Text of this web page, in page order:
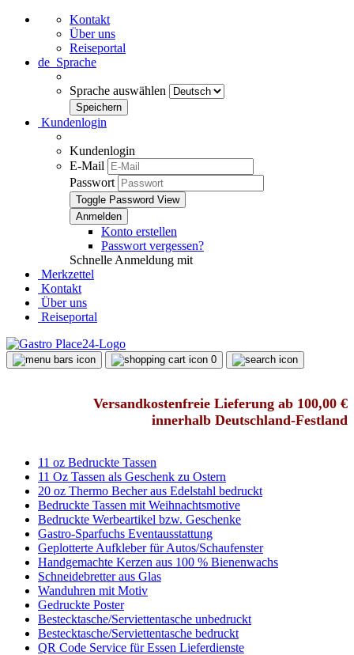
Kontakt
Über uns
Reiseportal
de Sprache
Sprache auswählen
Kundenlogin
Kundenlogin
E-Mail
Passwort
Toggle Password View
Konto erstellen
Passwort vergessen?
Schnelle Anmeldung mit
Merkzettel
Kontakt
Über uns
Reiseportal
0
Versandkostenfreie Lieferung ab 100,00 €
innerhalb Deutschland-Festland
11 oz Bedruckte Tassen
11 Oz Tassen als Geschenk zu Ostern
20 oz Thermo Becher aus Edelstahl bedruckt
Bedruckte Tassen mit Weihnachtsmotive
Bedruckte Werbeartikel bzw. Geschenke
Gastro-Sparfuchs Eventausstattung
Geplotterte Aufkleber für Autos/Schaufenster
Handgemachte Kerzen aus 100 % Bienenwachs
Schneidebretter aus Glas
Wanduhren mit Motiv
Gedruckte Poster
Bestecktasche/Serviettentasche unbedruckt
Bestecktasche/Serviettentasche bedruckt
QR Code Service für Essen Lieferdienste